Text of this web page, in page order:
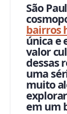
São
bairros
única e
valor
dessas
uma
muito
em um